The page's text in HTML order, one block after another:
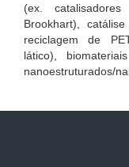
(ex.
Brookhart),
reciclagem de
lático),
nanoestruturados/